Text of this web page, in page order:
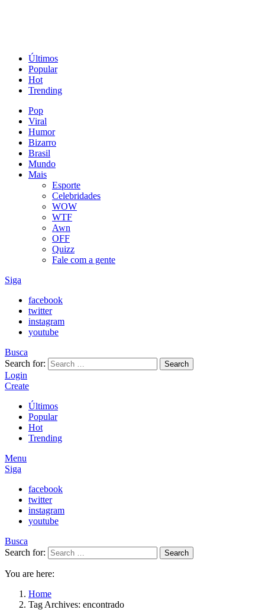
Últimos
Popular
Hot
Trending
Pop
Viral
Humor
Bizarro
Brasil
Mundo
Mais
Esporte
Celebridades
WOW
WTF
Awn
OFF
Quizz
Fale com a gente
Siga
facebook
twitter
instagram
youtube
Busca
Search for:
Search
Login
Create
Últimos
Popular
Hot
Trending
Menu
Siga
facebook
twitter
instagram
youtube
Busca
Search for:
Search
You are here:
Home
Tag Archives: encontrado